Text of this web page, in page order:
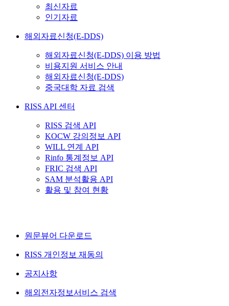
최신자료
인기자료
해외자료신청(E-DDS)
해외자료신청(E-DDS) 이용 방법
비용지원 서비스 안내
해외자료신청(E-DDS)
중국대학 자료 검색
RISS API 센터
RISS 검색 API
KOCW 강의정보 API
WILL 연계 API
Rinfo 통계정보 API
FRIC 검색 API
SAM 분석활용 API
활용 및 참여 현황
원문뷰어 다운로드
RISS 개인정보 재동의
공지사항
해외전자정보서비스 검색